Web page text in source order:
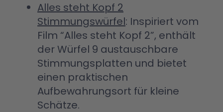
Alles steht Kopf 2
Stimmungswürfel: Inspiriert vom
Film “Alles steht Kopf 2”, enthält
der Würfel 9 austauschbare
Stimmungsplatten und bietet
einen praktischen
Aufbewahrungsort für kleine
Schätze.